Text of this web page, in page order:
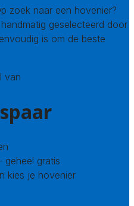
zoek naar een hovenier?
geselecteerd door
is om de beste
van
geheel gratis
kies je hovenier